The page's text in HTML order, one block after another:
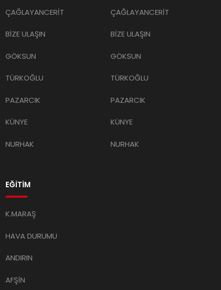
ÇAĞLAYANCERİT
BİZE ULAŞIN
GÖKSUN
TÜRKOĞLU
PAZARCIK
KÜNYE
NURHAK
ÇAĞLAYANCERİT
BİZE ULAŞIN
GÖKSUN
TÜRKOĞLU
PAZARCIK
KÜNYE
NURHAK
EĞİTİM
K.MARAŞ
HAVA DURUMU
ANDIRIN
AFŞİN